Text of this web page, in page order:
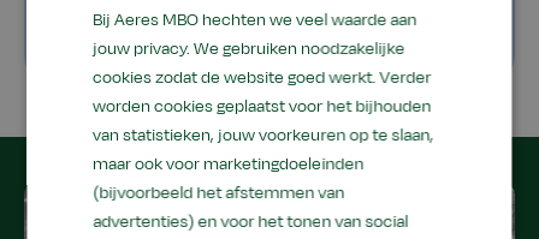
Lees hier verder
Bij Aeres MBO hechten we veel waarde aan
jouw privacy. We gebruiken noodzakelijke
cookies zodat de website goed werkt. Verder
worden cookies geplaatst voor het bijhouden
van statistieken, jouw voorkeuren op te slaan,
maar ook voor marketingdoeleinden
(bijvoorbeeld het afstemmen van
advertenties) en voor het tonen van social